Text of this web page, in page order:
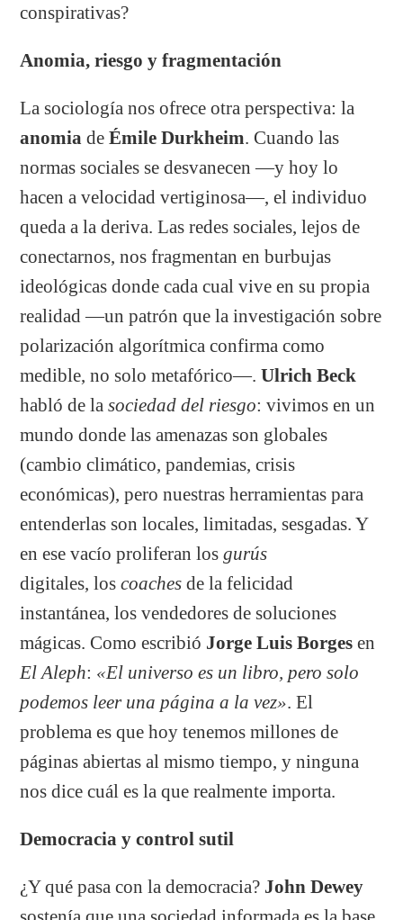
conspirativas?
Anomia, riesgo y fragmentación
La sociología nos ofrece otra perspectiva: la
anomia deÉmile Durkheim . Cuando las
normas sociales se desvanecen —y hoy lo
hacen a velocidad vertiginosa—, el individuo
queda a la deriva. Las redes sociales, lejos de
conectarnos, nos fragmentan en burbujas
ideológicas donde cada cual vive en su propia
realidad —un patrón que la investigación sobre
polarización algorítmica confirma como
medible, no solo metafórico—.Ulrich Beck
habló de lasociedad del riesgo: vivimos en un
mundo donde las amenazas son globales
(cambio climático, pandemias, crisis
económicas), pero nuestras herramientas para
entenderlas son locales, limitadas, sesgadas. Y
en ese vacío proliferan losgurús
digitales, loscoaches de la felicidad
instantánea, los vendedores de soluciones
mágicas. Como escribió Jorge Luis Borges en
El Aleph: «El universo es un libro, pero solo
podemos leer una página a la vez» . El
problema es que hoy tenemos millones de
páginas abiertas al mismo tiempo, y ninguna
nos dice cuál es la que realmente importa.
Democracia y control sutil
¿Y qué pasa con la democracia? John Dewey
sostenía que una sociedad informada es la base